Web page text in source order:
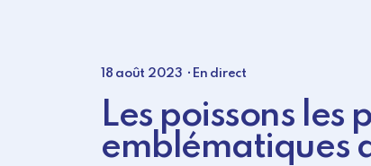
18 août 2023 ⸱ En direct
Les poissons les
emblématiques